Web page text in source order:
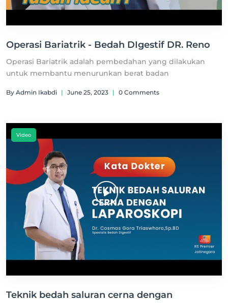
Operasi Bariatrik - Bedah DIgestif DR. Reno
Operasi Bariatrik adalah pembedahan yang dilakukan
untuk membantu menurunkan berat badan
By Admin Ikabdi | June 25, 2023 | 0 Comments
Video
Teknik bedah saluran cerna dengan